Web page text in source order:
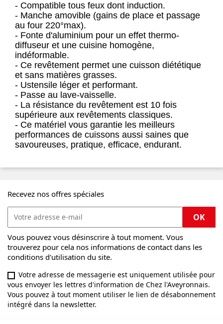
- Compatible tous feux dont induction.
- Manche amovible (gains de place et passage
au four 220°max).
- Fonte d'aluminium pour un effet thermo-
diffuseur et une cuisine homogène,
indéformable.
- Ce revêtement permet une cuisson diététique
et sans matières grasses.
- Ustensile léger et performant.
- Passe au lave-vaisselle.
- La résistance du revêtement est 10 fois
supérieure aux revêtements classiques.
- Ce matériel vous garantie les meilleurs
performances de cuissons aussi saines que
savoureuses, pratique, efficace, endurant.
Recevez nos offres spéciales
Vous pouvez vous désinscrire à tout moment. Vous
trouverez pour cela nos informations de contact dans les
conditions d'utilisation du site.
Votre adresse de messagerie est uniquement utilisée pour
vous envoyer les lettres d'information de Chez l'Aveyronnais.
Vous pouvez à tout moment utiliser le lien de désabonnement
intégré dans la newsletter.